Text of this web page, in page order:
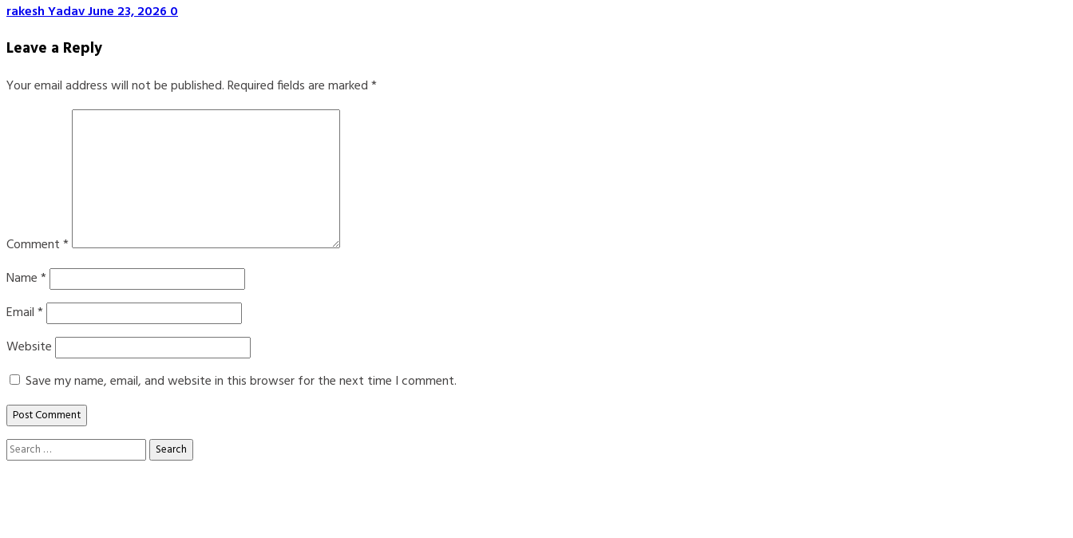
rakesh YadavJune 23, 20260
Leave a Reply
Your email address will not be published.Required fields are marked*
Comment*
Name*
Email*
Website
Save my name, email, and website in this browser for the next time I comment.
Search